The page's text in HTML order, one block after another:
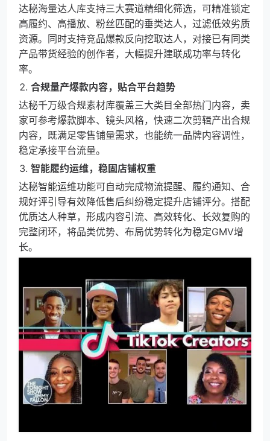
达秘海量达人库支持三大赛道精细化筛选，可精准锁定
高履约、高播放、粉丝匹配的垂类达人，过滤低效劣质
资源。同时支持竞品爆款反向挖取达人，对接已有同类
产品带货经验的创作者，大幅提升建联成功率与转化
率。
合规量产爆款内容，贴合平台趋势
达秘千万级合规素材库覆盖三大类目全部热门内容，卖
家可参考爆款脚本、镜头风格，快速二次剪辑产出合规
内容，既满足零售铺量需求，也能统一品牌内容调性，
稳定承接平台流量。
智能履约运维，稳固店铺权重
达秘智能运维功能可自动完成物流提醒、履约通知、合
规好评引导有效降低售后纠纷稳定提升店铺评分。搭配
优质达人种草，形成内容引流、高效转化、长效复购的
完整闭环，将品类优势、布局优势转化为稳定GMV增
长。